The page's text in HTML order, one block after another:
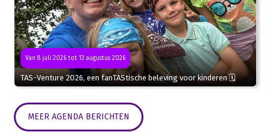
Van 8 juli 2026 tot 13 augustus 2026
TAS-Venture 2026, een fanTAStische beleving voor kinderen 🗓
MEER AGENDA BERICHTEN